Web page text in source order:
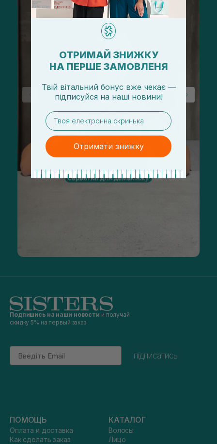
Подпишись на наши новости и получай
скидку 5% на первый заказ
Email
підписатись
ПОМОЩЬ
Оплата и доставка
Как сделать заказ
КАТАЛОГ
Волосы
Лицо
ОТРИМАЙ ЗНИЖКУ
НА ПЕРШЕ ЗАМОВЛЕНЯ
Твій вітальний бонус вже чекає —
підписуйся на наші новини!
email
Отримати знижку